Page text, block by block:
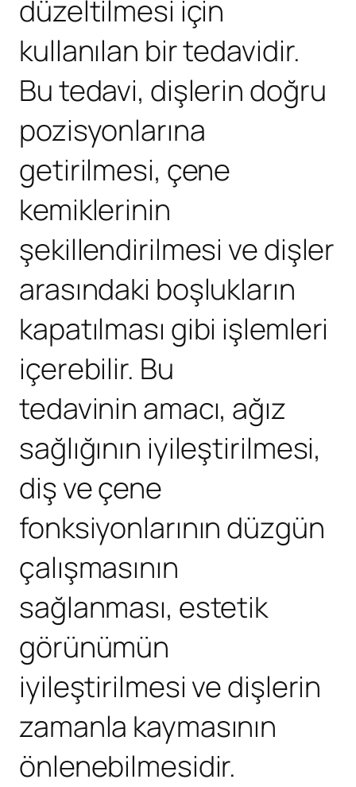
düzeltilmesi için
kullanılan bir tedavidir.
Bu tedavi, dişlerin doğru
pozisyonlarına
getirilmesi, çene
kemiklerinin
şekillendirilmesi ve dişler
arasındaki boşlukların
kapatılması gibi işlemleri
içerebilir. Bu
tedavinin amacı, ağız
sağlığının iyileştirilmesi,
diş ve çene
fonksiyonlarının düzgün
çalışmasının
sağlanması, estetik
görünümün
iyileştirilmesi ve dişlerin
zamanla kaymasının
önlenebilmesidir.